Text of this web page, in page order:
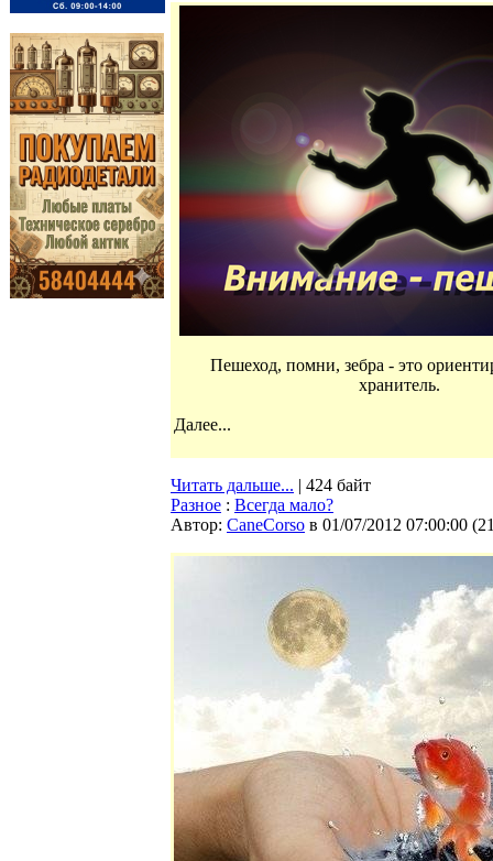
Пешеход, помни, зебра - это
хранитель.
Далее...
Читать дальше... | 424 байт
Разное : Всегда мало?
Автор: CaneCorso в 01/07/2012 07:00:00 (